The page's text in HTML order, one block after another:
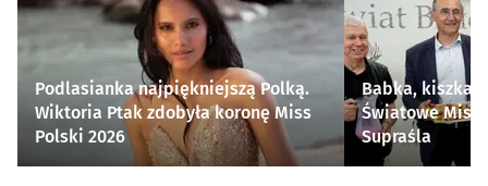
Podlasianka najpiękniejszą Polką.
Wiktoria Ptak zdobyła koronę Miss
Polski 2026
Babka, kiszka i
Światowe
Supraśla